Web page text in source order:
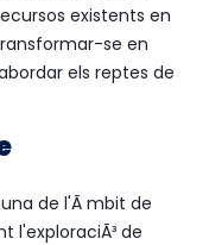
existents en
se en
els reptes de
de l'Ã mbit de
l'exploraciÃ³ de